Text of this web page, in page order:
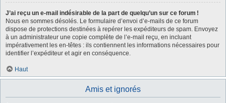
J’ai reçu un e-mail indésirable de la part de quelqu’un sur ce forum !
Nous en sommes désolés. Le formulaire d’envoi d’e-mails de ce forum
dispose de protections destinées à repérer les expéditeurs de spam. Envoyez
à un administrateur une copie complète de l’e-mail reçu, en incluant
impérativement les en-têtes : ils contiennent les informations nécessaires pour
identifier l’expéditeur et agir en conséquence.
Haut
Amis et ignorés